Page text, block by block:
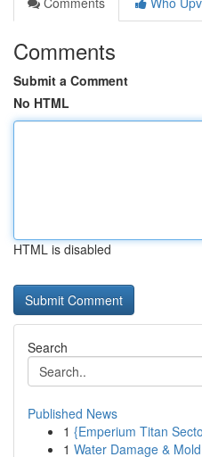
Comments
Submit a Comment
No HTML
HTML is disabled
Search
Published News
1 {Emperium Titan
1 Water Damage &